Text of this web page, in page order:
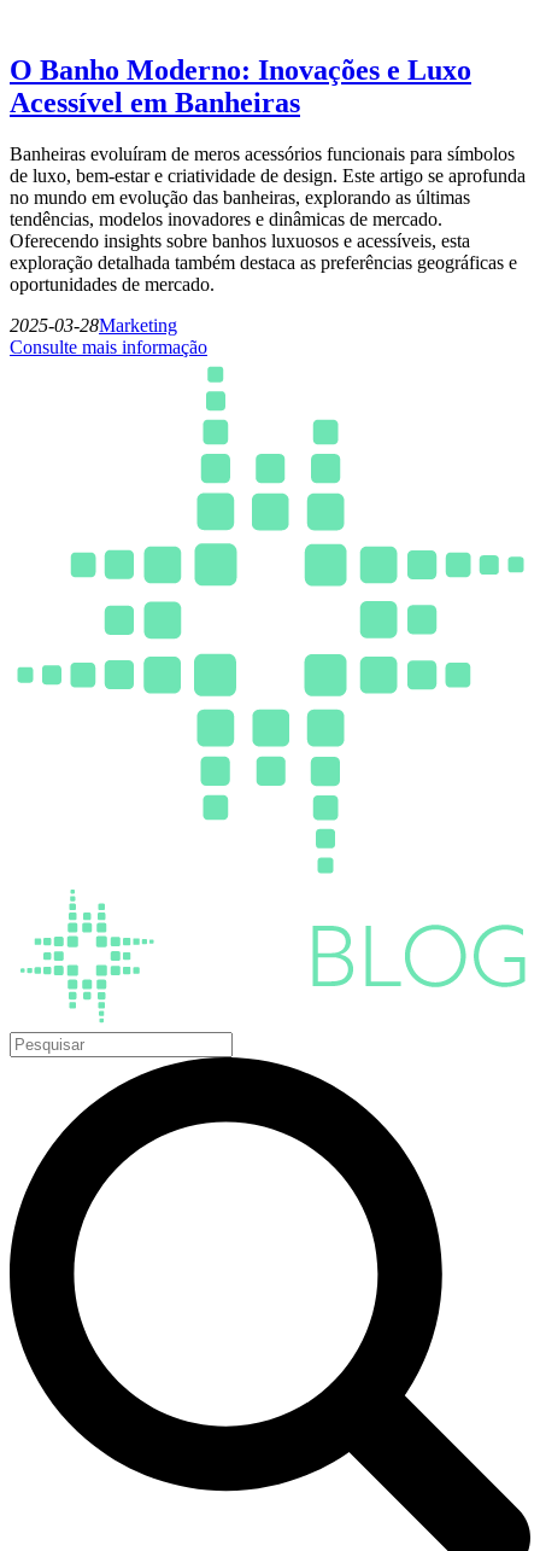
O Banho Moderno: Inovações e Luxo
Acessível em Banheiras
Banheiras evoluíram de meros acessórios funcionais para símbolos
de luxo, bem-estar e criatividade de design. Este artigo se aprofunda
no mundo em evolução das banheiras, explorando as últimas
tendências, modelos inovadores e dinâmicas de mercado.
Oferecendo insights sobre banhos luxuosos e acessíveis, esta
exploração detalhada também destaca as preferências geográficas e
oportunidades de mercado.
2025-03-28Marketing
Consulte mais informação